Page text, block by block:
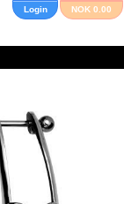
Login NOK 0.00